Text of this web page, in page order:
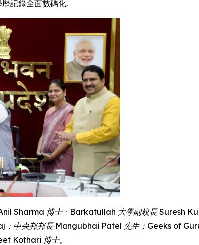
記錄全面數碼化。
Sharma 博士； Barkatullah 大學副校長Suresh
；中央邦邦長 Mangubhai Patel 先生； Geeks of
Kothari 博士。